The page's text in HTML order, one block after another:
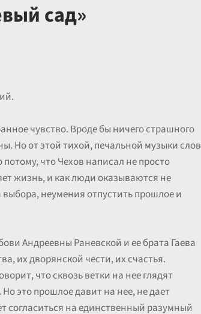
сад»
чувство. Вроде бы ничего страшного
Но от этой тихой, печальной музыки слов
что Чехов написал не просто
жизнь, и как люди оказываются не
неумения отпустить прошлое и
Андреевны Раневской и ее брата Гаева
их дворянской чести, их счастья.
что сквозь ветки на нее глядят
это прошлое давит на нее, не дает
согласиться на единственный разумный